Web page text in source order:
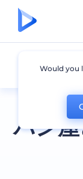
パン
パン屋
Would you